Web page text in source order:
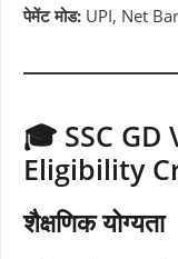
पेमेंट मोड: UPI, Net
🎓 SSC GD
Eligibility
शैक्षणिक योग्यता